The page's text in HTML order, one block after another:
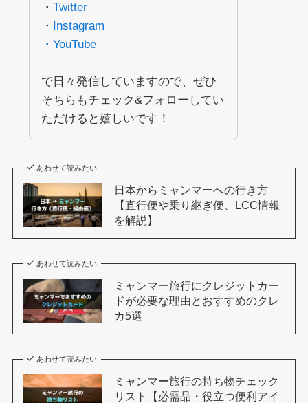
・ Twitter
・
Instagram
・YouTube
で日々発信していますので、ぜひ
そちらもチェック&フォローしてい
ただけると嬉しいです！
あわせて読みたい
日本からミャンマーへの行き方
【直行便や乗り継ぎ便、LCC情報
を解説】
あわせて読みたい
ミャンマー旅行にクレジットカー
ドが必要な理由とおすすめのクレ
カ5選
あわせて読みたい
ミャンマー旅行の持ち物チェック
リスト【必需品・役立つ便利アイ